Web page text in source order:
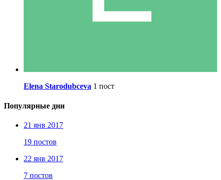
Elena Starodubceva 1 пост
Популярные дни
21 янв 2017
19 постов
22 янв 2017
7 постов